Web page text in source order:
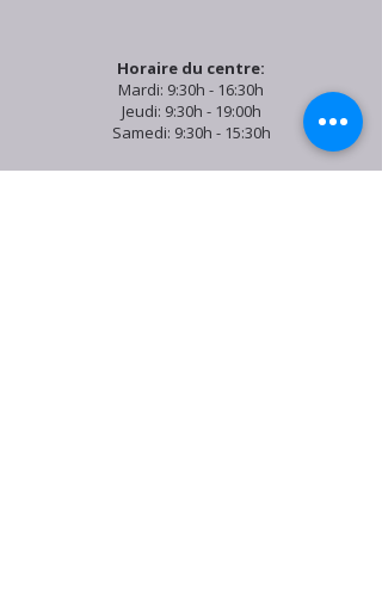
Horaire du centre:
Mardi: 9:30h - 16:30h
Jeudi: 9:30h - 19:00h
Samedi: 9:30h - 15:30h